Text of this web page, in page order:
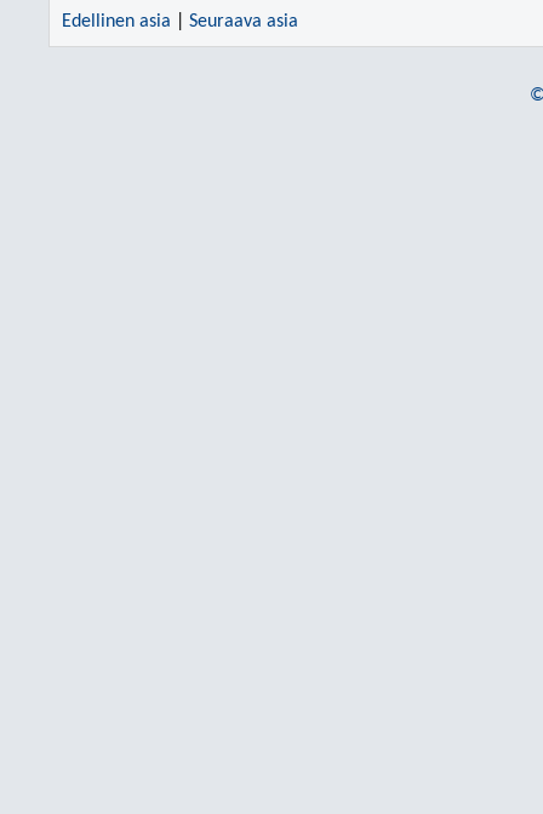
Edellinen asia Seuraava asia